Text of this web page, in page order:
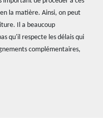
la matière. Ainsi, on peut
Il a beaucoup
qu'il respecte les délais qui
complémentaires,